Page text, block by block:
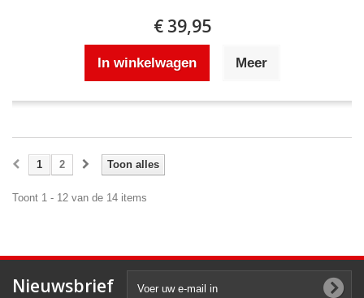
€ 39,95
In winkelwagen Meer
Toon alles
1 2
Toont 1 - 12 van de 14 items
Nieuwsbrief